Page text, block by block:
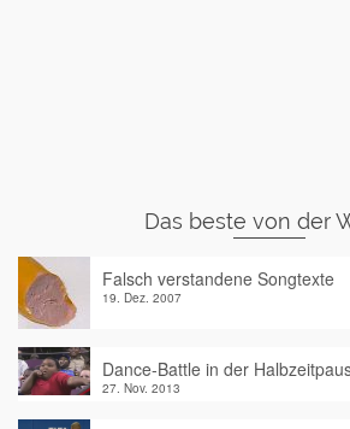
Das beste von der
Falsch verstandene Songtexte
19. Dez. 2007
Dance-Battle in der
27. Nov. 2013